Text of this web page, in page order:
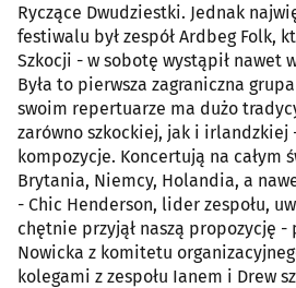
Ryczące Dwudziestki. Jednak
festiwalu był zespół Ardbeg Folk,
Szkocji - w sobotę wystąpił nawet
Była to pierwsza zagraniczna
swoim repertuarze ma dużo
zarówno szkockiej, jak i irlandzkiej
kompozycje. Koncertują na całym
Brytania, Niemcy, Holandia, a
- Chic Henderson, lider zespołu,
chętnie przyjął naszą propozycję -
Nowicka z komitetu
kolegami z zespołu Ianem i Drew